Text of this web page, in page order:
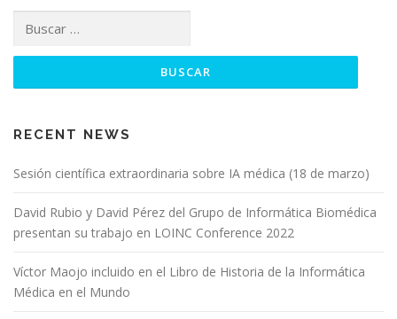
RECENT NEWS
Sesión científica extraordinaria sobre IA médica (18 de marzo)
David Rubio y David Pérez del Grupo de Informática Biomédica
presentan su trabajo en LOINC Conference 2022
Víctor Maojo incluido en el Libro de Historia de la Informática
Médica en el Mundo